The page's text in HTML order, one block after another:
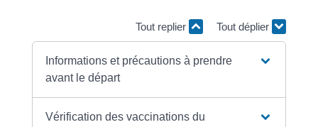
Tout replier Tout déplier
Informations et précautions à prendre
avant le départ
Vérification des vaccinations du